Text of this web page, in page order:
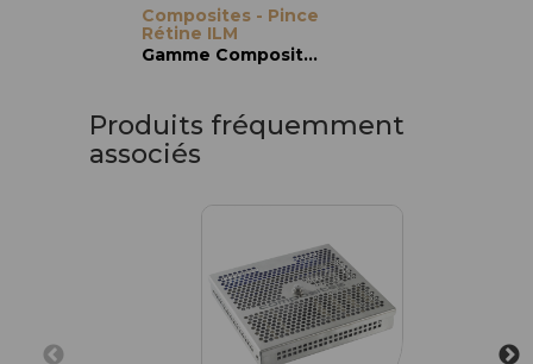
Composites - Pince
Rétine ILM
Gamme Composites
Produits fréquemment
associés